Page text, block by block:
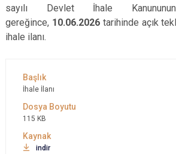
sayılı Devlet İhale
gereğince, 10.06.2026tarihinde açık
ihale ilanı.
İhale İlanı
115 KB
indir